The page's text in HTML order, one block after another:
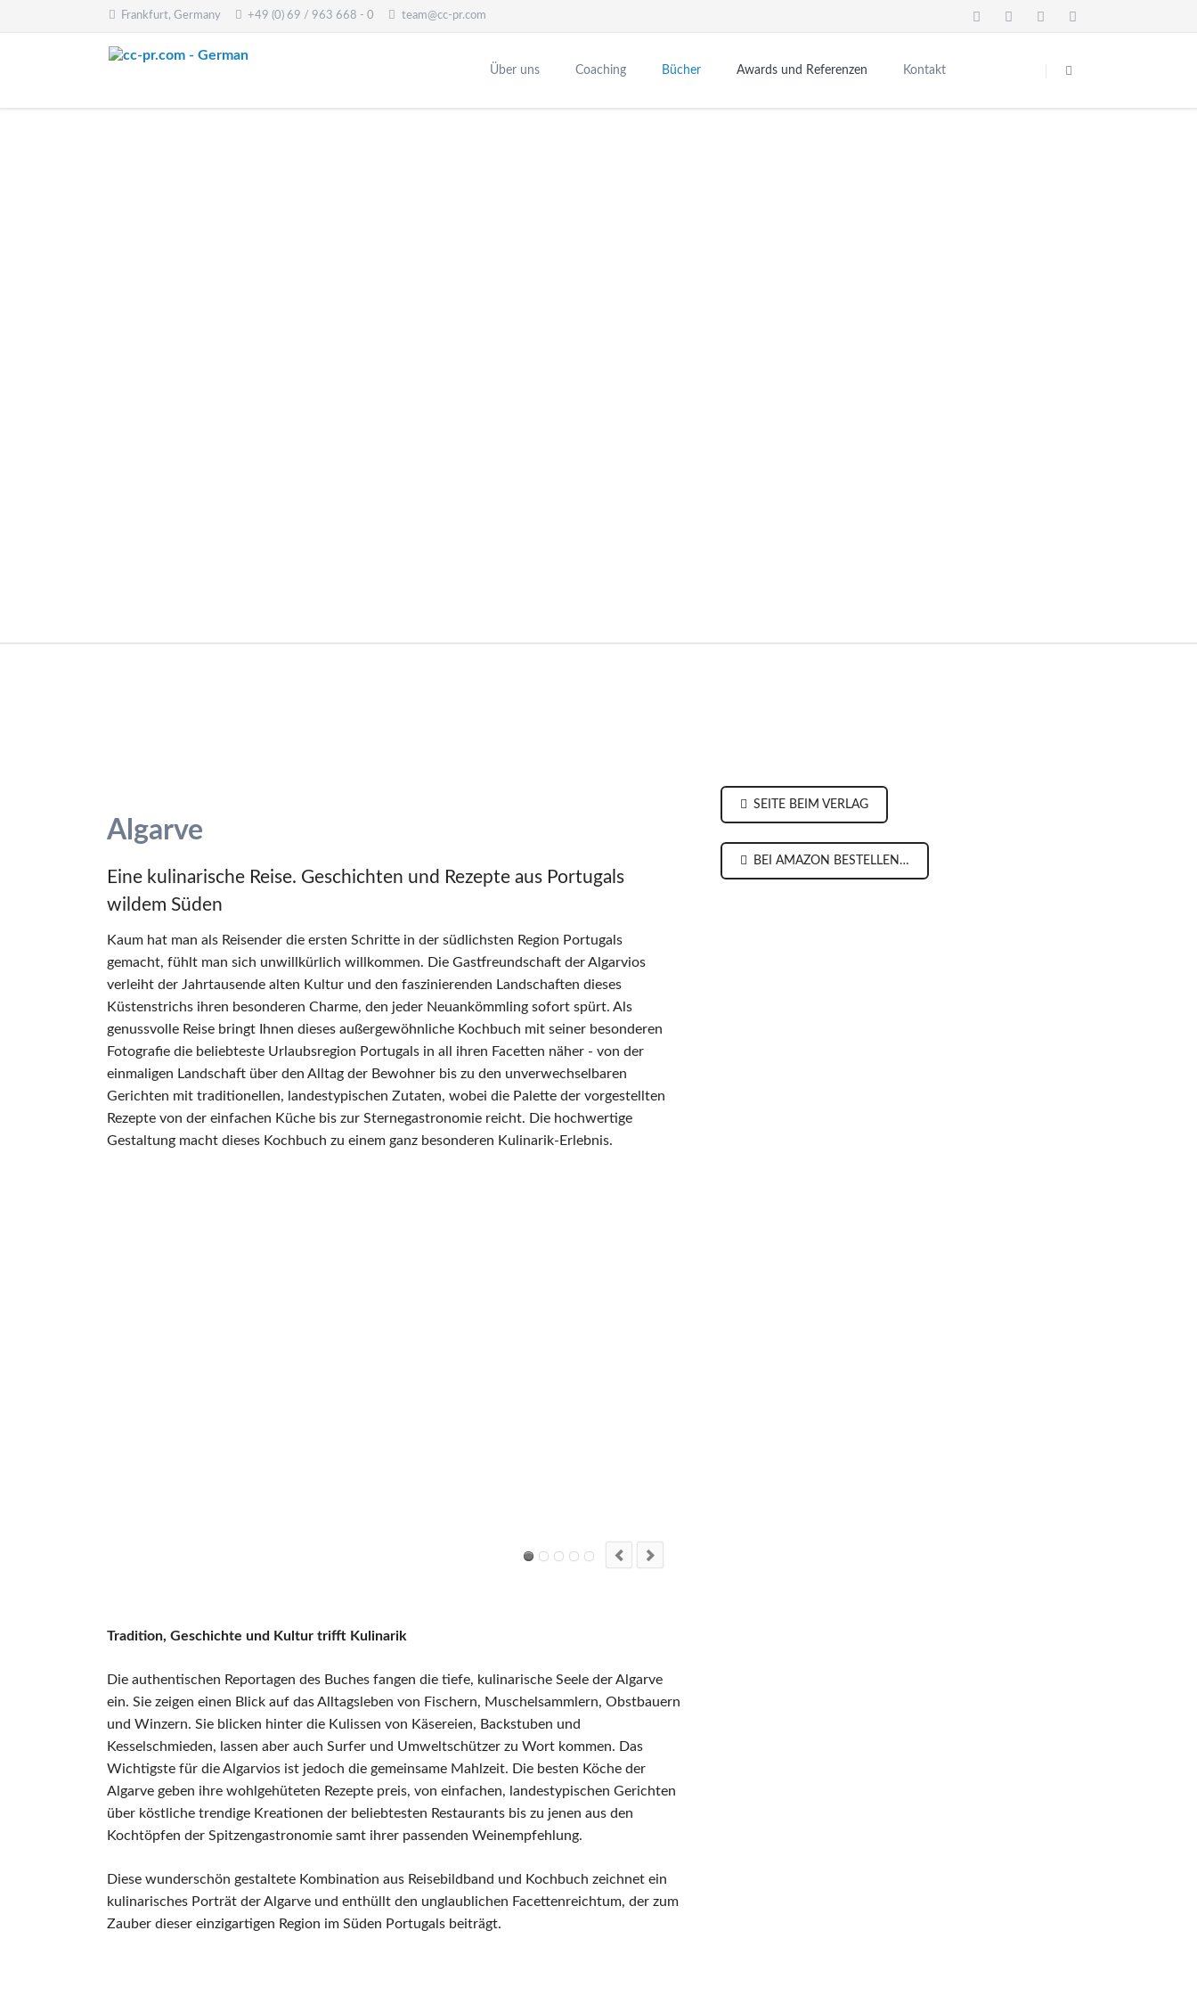
Frankfurt, Germany +49 (0) 69 / 963 668 - 0 team@cc-pr.com
überspringen
Über uns Coaching Bücher Awards und Referenzen Kontakt
Algarve
Eine kulinarische Reise. Geschichten und Rezepte aus Portugals
wildem Süden
Kaum hat man als Reisender die ersten Schritte in der südlichsten Region Portugals
gemacht, fühlt man sich unwillkürlich willkommen. Die Gastfreundschaft der Algarvios
verleiht der Jahrtausende alten Kultur und den faszinierenden Landschaften dieses
Küstenstrichs ihren besonderen Charme, den jeder Neuankömmling sofort spürt. Als
genussvolle Reise bringt Ihnen dieses außergewöhnliche Kochbuch mit seiner besonderen
Fotografie die beliebteste Urlaubsregion Portugals in all ihren Facetten näher - von der
einmaligen Landschaft über den Alltag der Bewohner bis zu den unverwechselbaren
Gerichten mit traditionellen, landestypischen Zutaten, wobei die Palette der vorgestellten
Rezepte von der einfachen Küche bis zur Sternegastronomie reicht. Die hochwertige
Gestaltung macht dieses Kochbuch zu einem ganz besonderen Kulinarik-Erlebnis.
Tradition, Geschichte und Kultur trifft Kulinarik
Die authentischen Reportagen des Buches fangen die tiefe, kulinarische Seele der Algarve
ein. Sie zeigen einen Blick auf das Alltagsleben von Fischern, Muschelsammlern, Obstbauern
und Winzern. Sie blicken hinter die Kulissen von Käsereien, Backstuben und
Kesselschmieden, lassen aber auch Surfer und Umweltschützer zu Wort kommen. Das
Wichtigste für die Algarvios ist jedoch die gemeinsame Mahlzeit. Die besten Köche der
Algarve geben ihre wohlgehüteten Rezepte preis, von einfachen, landestypischen Gerichten
über köstliche trendige Kreationen der beliebtesten Restaurants bis zu jenen aus den
Kochtöpfen der Spitzengastronomie samt ihrer passenden Weinempfehlung.
Diese wunderschön gestaltete Kombination aus Reisebildband und Kochbuch zeichnet ein
kulinarisches Porträt der Algarve und enthüllt den unglaublichen Facettenreichtum, der zum
Zauber dieser einzigartigen Region im Süden Portugals beiträgt.
SEITE BEIM VERLAG
BEI AMAZON BESTELLEN…